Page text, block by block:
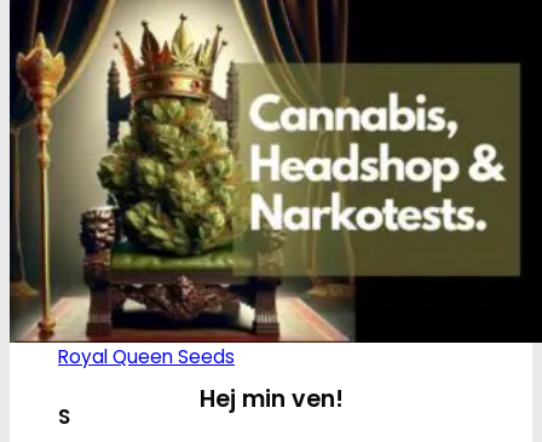
M
Medical Marijuana Gen.
Medical Seeds Co.
Nirvana Seeds
Ripper Seeds
Royal Queen Seeds
S
Hej min ven!